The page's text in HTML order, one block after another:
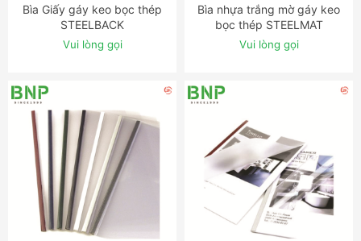
ĐẶT NGAY
Bìa Giấy gáy keo bọc thép
STEELBACK
Vui lòng gọi
ĐẶT NGAY
Bìa nhựa trắng mờ gáy keo
bọc thép STEELMAT
Vui lòng gọi